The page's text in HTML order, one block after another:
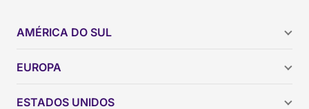
AMÉRICA DO SUL
Brasil
EUROPA
ESTADOS UNIDOS